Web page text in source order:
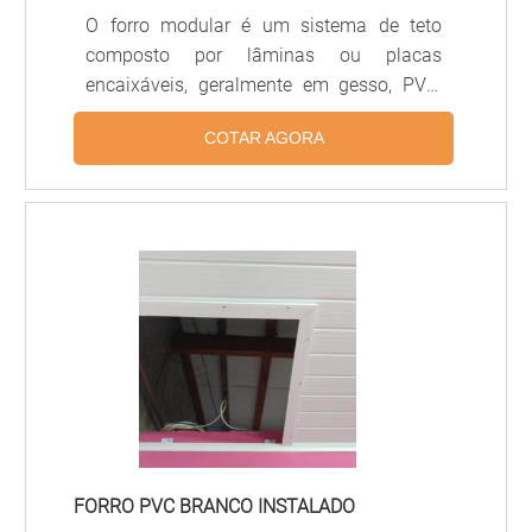
O forro modular é um sistema de teto
composto por lâminas ou placas
encaixáveis, geralmente em gesso, PVC,
alumínio ou fibra mineral, projetado para
facilitar a instalação, manutenção e
Proporciona acústica controlada,
sistemas de iluminação e climatização,
sendo amplamente usado em escritórios,
hospitais, lojas e ambientes comerciais.
COTAR AGORA
FORRO PVC BRANCO INSTALADO